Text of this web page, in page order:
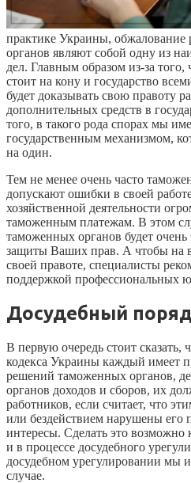
практике Украины,
органов являют собой одну из
дел. Главным образом из-за
стоит на кону и государство
будет доказывать свою правоту
дополнительных средств в
того, в такого рода спорах мы
государственным механизмом,
на один.
Тем не менее очень часто
допускают ошибки в своей
хозяйственной деятельности
таможенным платежам. В этом
таможенных органов будет
защиты Ваших прав. А чтобы на
своей правоте, специалисты
поддержкой профессиональных
Досудебный
В первую очередь стоит сказать,
кодекса Украины каждый имеет
решений таможенных органов,
органов доходов и сборов, их
работников, если считает, что
или бездействием нарушены его
интересы. Сделать это возможно
и в процессе досудебного
досудебном урегулировании мы
случае.